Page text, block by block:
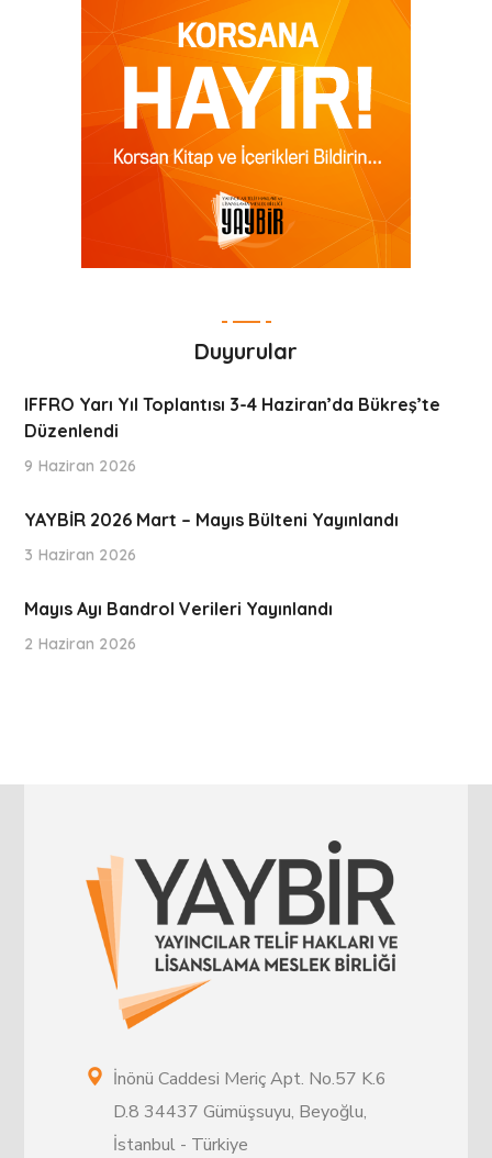
Duyurular
IFFRO Yarı Yıl Toplantısı 3-4 Haziran’da Bükreş’te
Düzenlendi
9 Haziran 2026
YAYBİR 2026 Mart – Mayıs Bülteni Yayınlandı
3 Haziran 2026
Mayıs Ayı Bandrol Verileri Yayınlandı
2 Haziran 2026
İnönü Caddesi Meriç Apt. No.57 K.6
D.8 34437 Gümüşsuyu, Beyoğlu,
İstanbul - Türkiye